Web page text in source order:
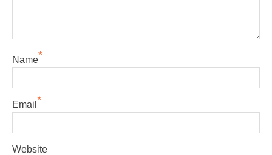
Name*
Email *
Website